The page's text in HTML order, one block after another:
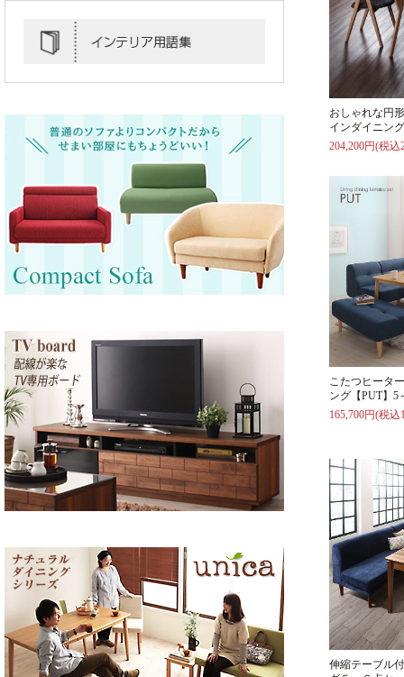
おしゃれな円
インダイニン
204,200円(税込
こたつヒータ
ング【PUT】5
165,700円(税込
伸縮テーブル